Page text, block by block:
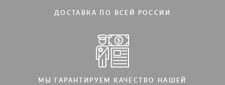
ДОСТАВКА ПО ВСЕЙ РОССИИ
МЫ ГАРАНТИРУЕМ КАЧЕСТВО НАШЕЙ